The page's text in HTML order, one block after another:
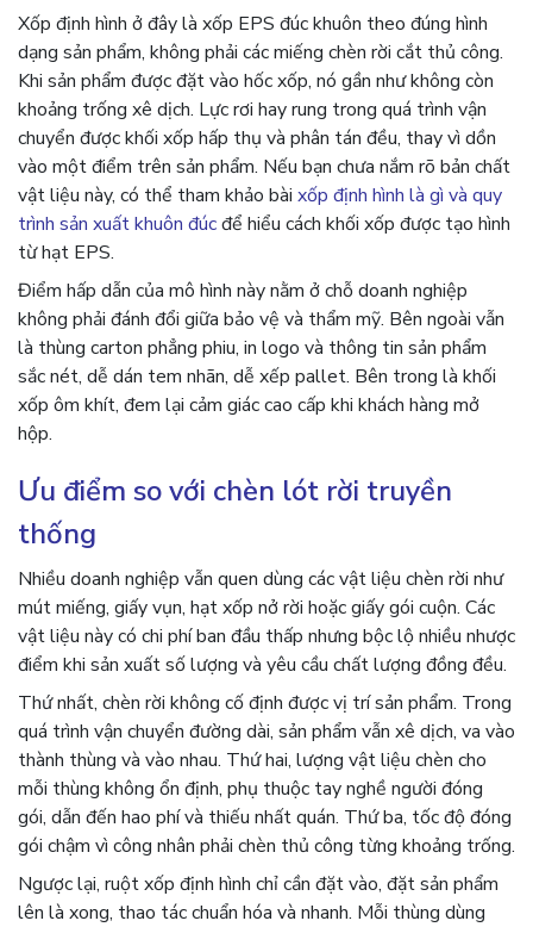
Xốp định hình ở đây là xốp EPS đúc khuôn theo đúng hình
dạng sản phẩm, không phải các miếng chèn rời cắt thủ công.
Khi sản phẩm được đặt vào hốc xốp, nó gần như không còn
khoảng trống xê dịch. Lực rơi hay rung trong quá trình vận
chuyển được khối xốp hấp thụ và phân tán đều, thay vì dồn
vào một điểm trên sản phẩm. Nếu bạn chưa nắm rõ bản chất
vật liệu này, có thể tham khảo bài xốp định hình là gì và quy
trình sản xuất khuôn đúcđể hiểu cách khối xốp được tạo hình
từ hạt EPS.
Điểm hấp dẫn của mô hình này nằm ở chỗ doanh nghiệp
không phải đánh đổi giữa bảo vệ và thẩm mỹ. Bên ngoài vẫn
là thùng carton phẳng phiu, in logo và thông tin sản phẩm
sắc nét, dễ dán tem nhãn, dễ xếp pallet. Bên trong là khối
xốp ôm khít, đem lại cảm giác cao cấp khi khách hàng mở
hộp.
Ưu điểm so với chèn lót rời truyền
thống
Nhiều doanh nghiệp vẫn quen dùng các vật liệu chèn rời như
mút miếng, giấy vụn, hạt xốp nở rời hoặc giấy gói cuộn. Các
vật liệu này có chi phí ban đầu thấp nhưng bộc lộ nhiều nhược
điểm khi sản xuất số lượng và yêu cầu chất lượng đồng đều.
Thứ nhất, chèn rời không cố định được vị trí sản phẩm. Trong
quá trình vận chuyển đường dài, sản phẩm vẫn xê dịch, va vào
thành thùng và vào nhau. Thứ hai, lượng vật liệu chèn cho
mỗi thùng không ổn định, phụ thuộc tay nghề người đóng
gói, dẫn đến hao phí và thiếu nhất quán. Thứ ba, tốc độ đóng
gói chậm vì công nhân phải chèn thủ công từng khoảng trống.
Ngược lại, ruột xốp định hình chỉ cần đặt vào, đặt sản phẩm
lên là xong, thao tác chuẩn hóa và nhanh. Mỗi thùng dùng